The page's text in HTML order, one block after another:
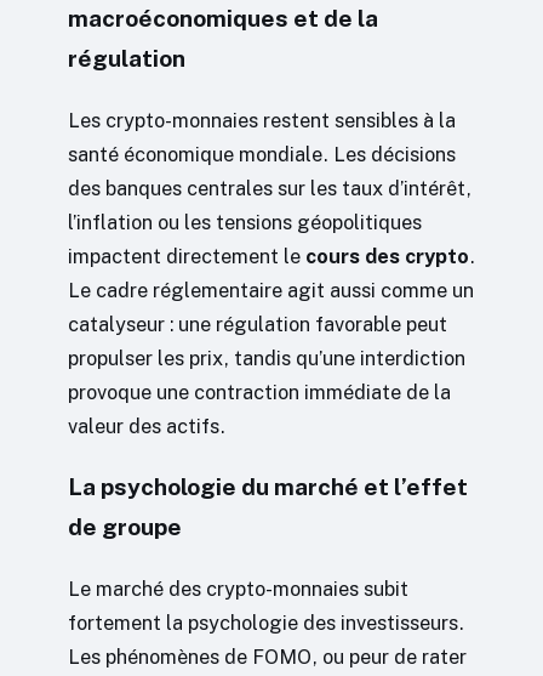
macroéconomiques et de la
régulation
Les crypto-monnaies restent sensibles à la
santé économique mondiale. Les décisions
des banques centrales sur les taux d’intérêt,
l’inflation ou les tensions géopolitiques
impactent directement le cours des crypto.
Le cadre réglementaire agit aussi comme un
catalyseur : une régulation favorable peut
propulser les prix, tandis qu’une interdiction
provoque une contraction immédiate de la
valeur des actifs.
La psychologie du marché et l’effet
de groupe
Le marché des crypto-monnaies subit
fortement la psychologie des investisseurs.
Les phénomènes de FOMO, ou peur de rater